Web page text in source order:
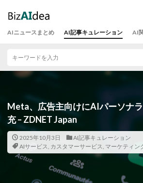
AIニュースまとめ AI記事キュレーション AI
Meta、広告主向けにAIパーソナ
充 – ZDNET Japan
2025年10月3日
AI記事キュレーション
AIサービス, カスタマーサービス, マーケティン